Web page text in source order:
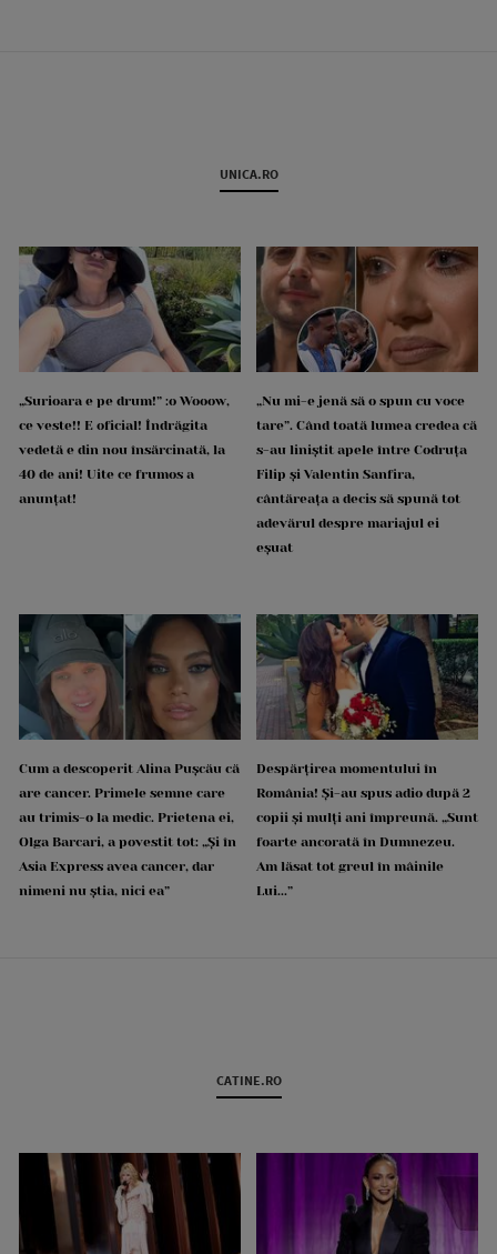
UNICA.RO
„Surioara e pe drum!” :o Wooow,
ce veste!! E oficial! Îndrăgita
vedetă e din nou însărcinată, la
40 de ani! Uite ce frumos a
anunțat!
„Nu mi-e jenă să o spun cu voce
tare”. Când toată lumea credea că
s-au liniștit apele între Codruța
Filip și Valentin Sanfira,
cântăreața a decis să spună tot
adevărul despre mariajul ei
eșuat
Cum a descoperit Alina Pușcău că
are cancer. Primele semne care
au trimis-o la medic. Prietena ei,
Olga Barcari, a povestit tot: „Și în
Asia Express avea cancer, dar
nimeni nu știa, nici ea”
Despărțirea momentului în
România! Și-au spus adio după 2
copii și mulți ani împreună. „Sunt
foarte ancorată în Dumnezeu.
Am lăsat tot greul în mâinile
Lui...”
CATINE.RO